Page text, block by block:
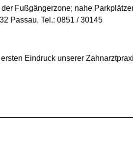
Fußgängerzone; nahe
Passau, Tel.: 0851 / 30145
Eindruck unserer